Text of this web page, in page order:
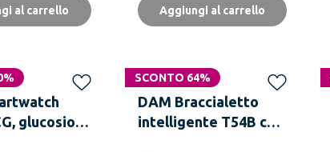
al carrello Aggiungi al carrello
glucosio
SCONTO 64%
DAM Braccialetto
intelligente T54B con